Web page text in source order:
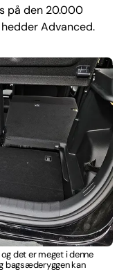
på den 20.000
Advanced.
det er meget i denne
bagsæderyggen kan